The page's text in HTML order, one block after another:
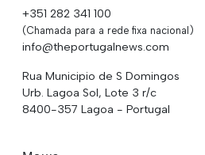
+351 282 341 100
(Chamada para a rede fixa nacional)
info@theportugalnews.com
Rua Municipio de S Domingos
Urb. Lagoa Sol, Lote 3 r/c
8400-357 Lagoa - Portugal